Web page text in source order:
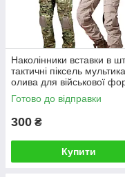
Наколінники вставки в
тактичні піксель
олива для військової
ЗСУ
Готово до відправки
300 ₴
Купити